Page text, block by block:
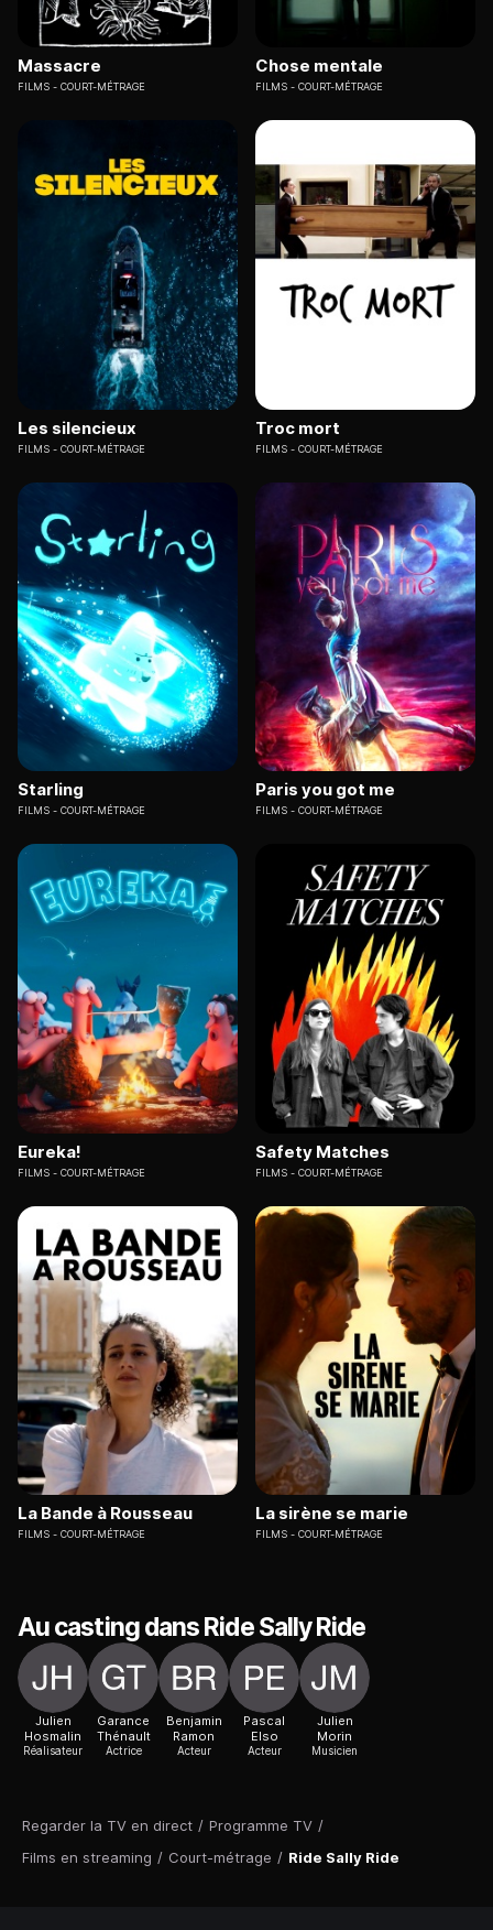
Regarder la TV en direct / Programme TV /
Films en streaming / Court-métrage / Ride Sally Ride
Massacre
FILMS COURT-MÉTRAGE
Chose mentale
FILMS COURT-MÉTRAGE
Les silencieux
FILMS COURT-MÉTRAGE
Troc mort
FILMS COURT-MÉTRAGE
Starling
FILMS COURT-MÉTRAGE
Paris you got me
FILMS COURT-MÉTRAGE
Eureka!
FILMS COURT-MÉTRAGE
Safety Matches
FILMS COURT-MÉTRAGE
La Bande à Rousseau
FILMS COURT-MÉTRAGE
La sirène se marie
FILMS COURT-MÉTRAGE
Au casting dans Ride Sally Ride
Julien
Hosmalin
Réalisateur
Garance
Thénault
Actrice
Benjamin
Ramon
Acteur
Pascal
Elso
Acteur
Julien
Morin
Musicien